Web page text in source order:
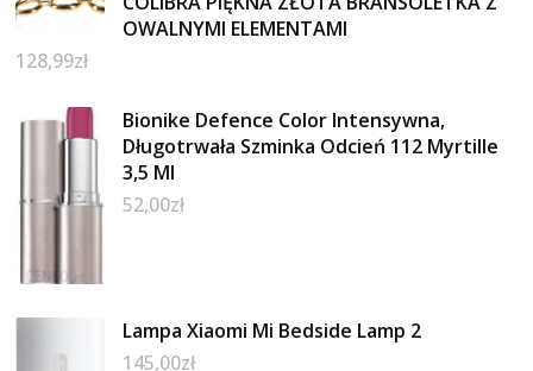
OWALNYMI ELEMENTAMI
128,99zł
Bionike Defence Color Intensywna,
Długotrwała Szminka Odcień 112 Myrtille
3,5 Ml
52,00zł
Lampa Xiaomi Mi Bedside Lamp 2
145,00zł